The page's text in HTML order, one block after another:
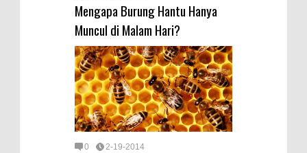
Mengapa Burung Hantu Hanya
Muncul di Malam Hari?
0 2-19-2014